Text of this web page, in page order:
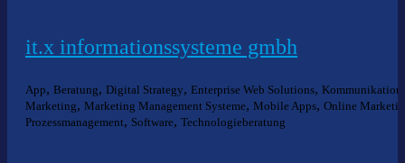
it.x informationssysteme gmbh
App, Beratung, Digital Strategy, Enterprise Web Solutions, Kommunikation
Marketing, Marketing Management Systeme, Mobile Apps, Online
Prozessmanagement, Software, Technologieberatung